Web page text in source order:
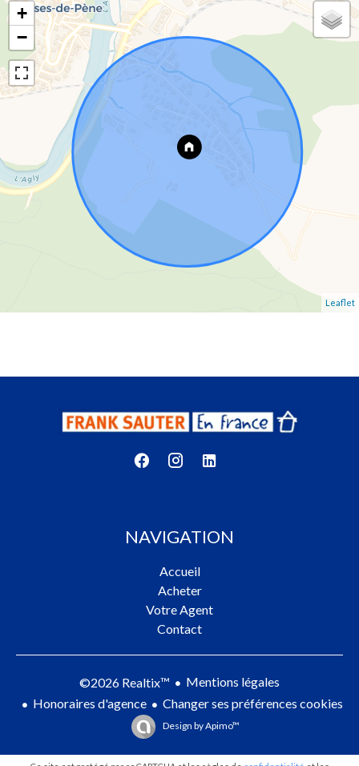
+
−
Leaflet
NAVIGATION
Accueil
Acheter
Votre Agent
Contact
©2026 Realtix™
Mentions légales
Honoraires d'agence
Changer ses préférences cookies
Design byApimo™